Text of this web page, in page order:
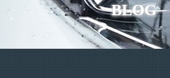
BLOG